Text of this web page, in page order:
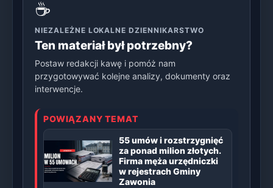
☕
NIEZALEŻNE LOKALNE DZIENNIKARSTWO
Ten materiał był potrzebny?
Postaw redakcji kawę i pomóż nam
przygotowywać kolejne analizy, dokumenty oraz
interwencje.
POWIĄZANY TEMAT
55 umów i rozstrzygnięć
za ponad milion złotych.
Firma męża urzędniczki
w rejestrach Gminy
Zawonia